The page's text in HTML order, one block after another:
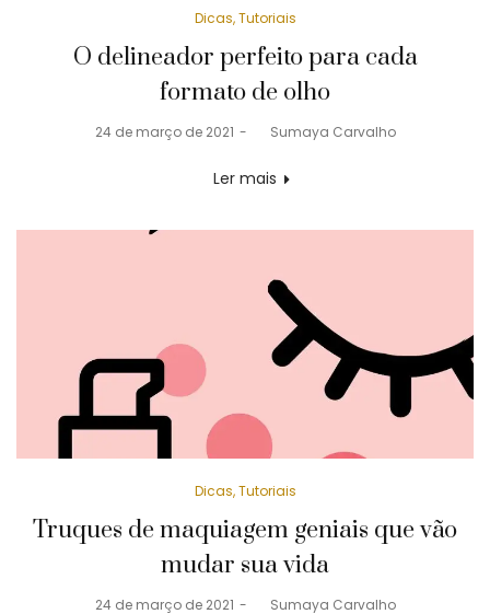
Posted
Dicas Tutoriais
O delineador perfeito para cada
formato de olho
Posted
24 de março de 2021 Sumaya Carvalho
Ler mais
Posted
Dicas Tutoriais
Truques de maquiagem geniais que vão
mudar sua vida
Posted
24 de março de 2021 Sumaya Carvalho